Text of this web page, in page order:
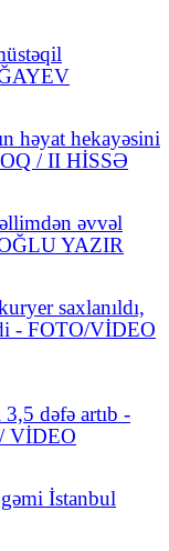
həyat hekayəsini
/ II HİSSƏ
əvvəl
YAZIR
saxlanıldı,
- FOTO/VİDEO
dəfə artıb -
VİDEO
İstanbul